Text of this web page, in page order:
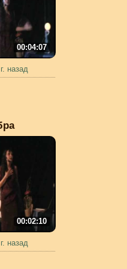
00:04:07
назад
00:02:10
назад